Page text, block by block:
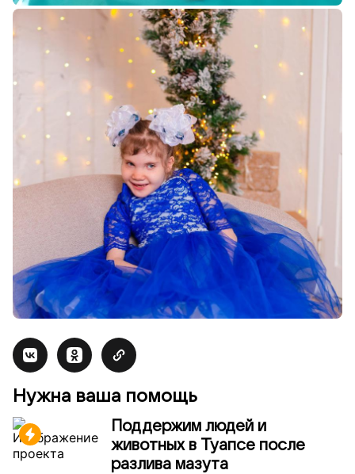
Нужна ваша помощь
Поддержим людей и
животных в Туапсе после
разлива мазута